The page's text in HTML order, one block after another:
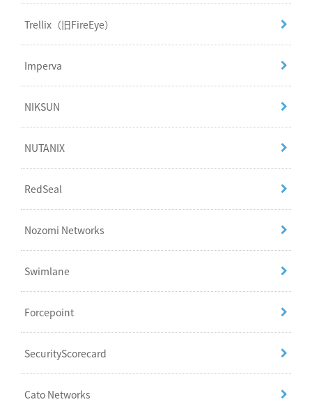
Trellix（旧FireEye）
Imperva
NIKSUN
NUTANIX
RedSeal
Nozomi Networks
Swimlane
Forcepoint
SecurityScorecard
Cato Networks